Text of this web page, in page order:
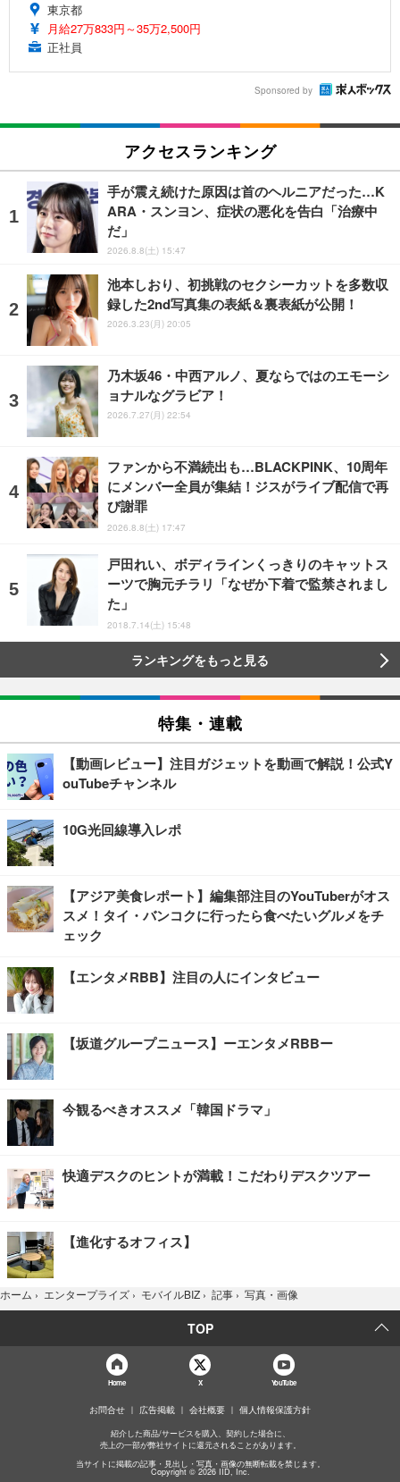
東京都
月給27万833円～35万2,500円
正社員
Sponsored by
アクセスランキング
手が震え続けた原因は首のヘルニアだった…K
ARA・スンヨン、症状の悪化を告白「治療中
だ」
2026.8.8(土) 15:47
池本しおり、初挑戦のセクシーカットを多数収
録した2nd写真集の表紙＆裏表紙が公開！
2026.3.23(月) 20:05
乃木坂46・中西アルノ、夏ならではのエモーシ
ョナルなグラビア！
2026.7.27(月) 22:54
ファンから不満続出も…BLACKPINK、10周年
にメンバー全員が集結！ジスがライブ配信で再
び謝罪
2026.8.8(土) 17:47
戸田れい、ボディラインくっきりのキャットス
ーツで胸元チラリ「なぜか下着で監禁されまし
た」
2018.7.14(土) 15:48
ランキングをもっと見る
特集・連載
【動画レビュー】注目ガジェットを動画で解説！公式Y
ouTubeチャンネル
10G光回線導入レポ
【アジア美食レポート】編集部注目のYouTuberがオス
スメ！タイ・バンコクに行ったら食べたいグルメをチ
ェック
【エンタメRBB】注目の人にインタビュー
【坂道グループニュース】ーエンタメRBBー
今観るべきオススメ「韓国ドラマ」
快適デスクのヒントが満載！こだわりデスクツアー
【進化するオフィス】
ホーム › エンタープライズ › モバイルBIZ › 記事 › 写真・画像
TOP
Home X YouTube
お問合せ 広告掲載 会社概要 個人情報保護方針
紹介した商品/サービスを購入、契約した場合に、
売上の一部が弊社サイトに還元されることがあります。
当サイトに掲載の記事・見出し・写真・画像の無断転載を禁じます。
Copyright © 2026 IID, Inc.